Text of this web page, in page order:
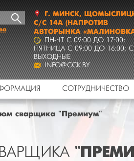
Г.МИНСК,
С/С 14А(НАПРОТИВ
АВТОРЫНКА
ПН-ЧТ C 09:00 ДО 17:00;
ПЯТНИЦА C 09:00 ДО 16:00;
ВЫХОДНЫЕ
INFO@CCK.BY
СОТРУДНИЧЕСТВО
сварщика "Премиум"